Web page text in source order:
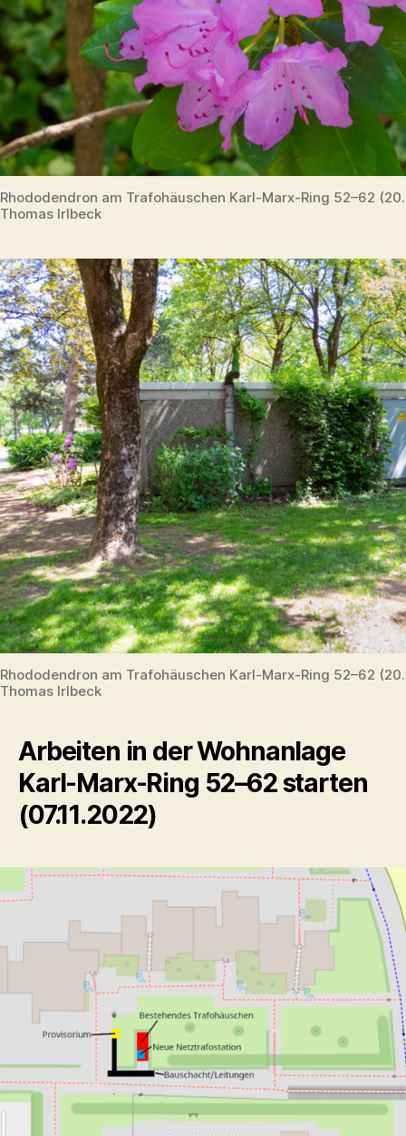
Rhododendron am Trafohäuschen Karl-Marx-Ring 52–62
Thomas Irlbeck
Rhododendron am Trafohäuschen Karl-Marx-Ring 52–62
Thomas Irlbeck
Arbeiten in der Wohnanlage
Karl-Marx-Ring 52–62 starten
(07.11.2022)